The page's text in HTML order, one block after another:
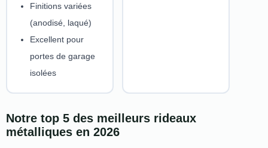
Finitions variées
(anodisé, laqué)
Excellent pour
portes de garage
isolées
Notre top 5 des meilleurs rideaux
métalliques en 2026